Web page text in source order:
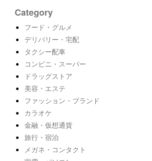
Category
フード・グルメ
デリバリー・宅配
タクシー配車
コンビニ・スーパー
ドラッグストア
美容・エステ
ファッション・ブランド
カラオケ
金融・仮想通貨
旅行・宿泊
メガネ・コンタクト